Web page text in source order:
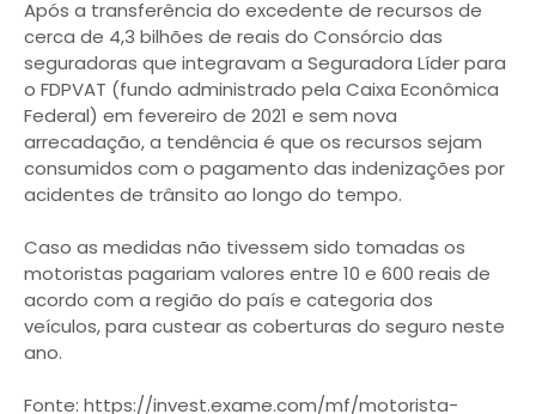
Após a transferência do excedente de recursos de
cerca de 4,3 bilhões de reais do Consórcio das
seguradoras que integravam a Seguradora Líder para
o FDPVAT (fundo administrado pela Caixa Econômica
Federal) em fevereiro de 2021 e sem nova
arrecadação, a tendência é que os recursos sejam
consumidos com o pagamento das indenizações por
acidentes de trânsito ao longo do tempo.
Caso as medidas não tivessem sido tomadas os
motoristas pagariam valores entre 10 e 600 reais de
acordo com a região do país e categoria dos
veículos, para custear as coberturas do seguro neste
ano.
Fonte: https://invest.exame.com/mf/motorista-